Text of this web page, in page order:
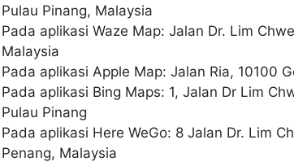
Pulau Pinang, Malaysia
Pada aplikasi Waze Map: Jalan Dr. Lim
Malaysia
Pada aplikasi Apple Map: Jalan Ria, 10100
Pada aplikasi Bing Maps: 1, Jalan Dr Lim
Pulau Pinang
Pada aplikasi Here WeGo: 8 Jalan Dr. Lim
Penang, Malaysia